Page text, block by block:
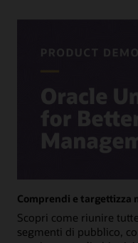
Visualizza tutte le
Comprendi e targettizza
Scopri come riunire
segmenti di pubblico,